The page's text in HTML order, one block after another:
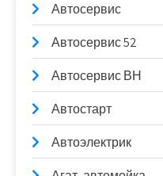
Автосервис
Автосервис 52
Автосервис ВН
Автостарт
Автоэлектрик